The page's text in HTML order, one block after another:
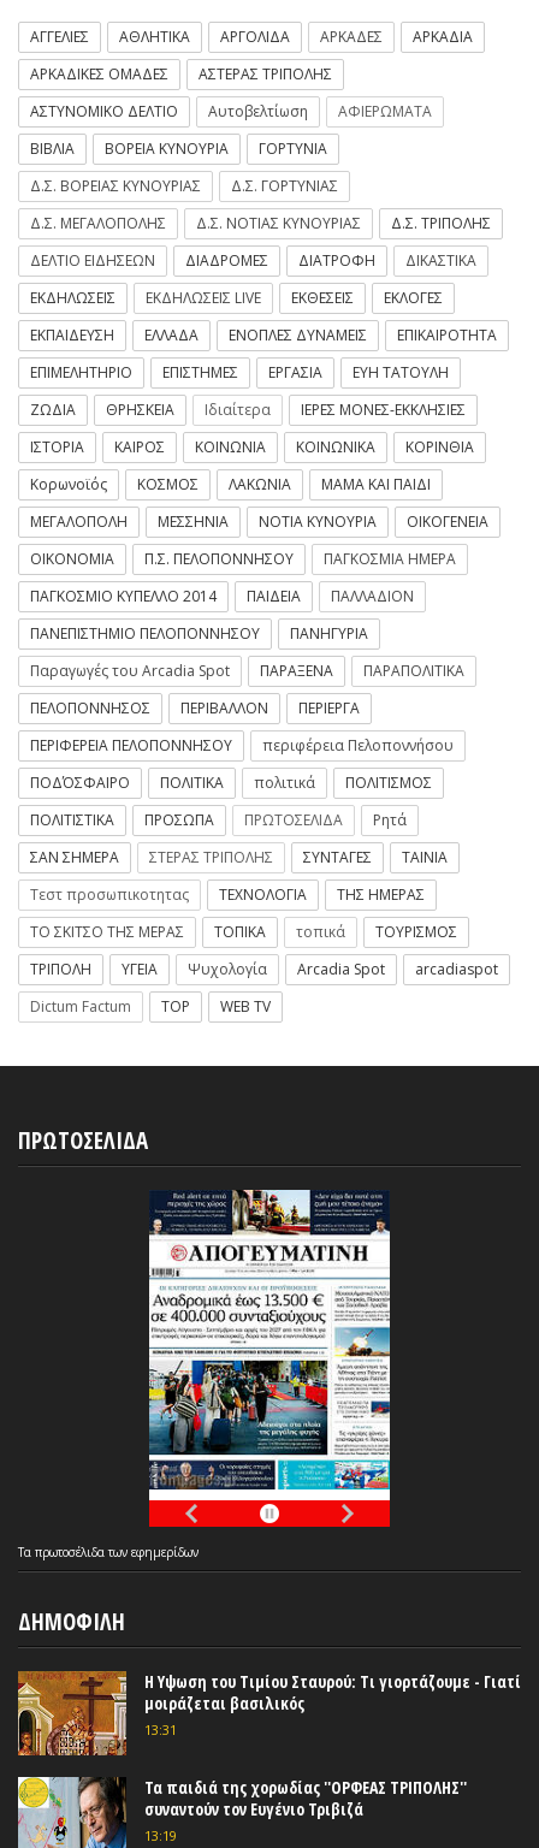
ΑΓΓΕΛΙΕΣ ΑΘΛΗΤΙΚΑ ΑΡΓΟΛΙΔΑ ΑΡΚΑΔΕΣ
ΑΡΚΑΔΙΑ
ΑΡΚΑΔΙΚΕΣ ΟΜΑΔΕΣ
ΑΣΤΕΡΑΣ ΤΡΙΠΟΛΗΣ
ΑΣΤΥΝΟΜΙΚΟ ΔΕΛΤΙΟ
Αυτοβελτίωση
ΑΦΙΕΡΩΜΑΤΑ
ΒΙΒΛΙΑ
ΒΟΡΕΙΑ ΚΥΝΟΥΡΙΑ
ΓΟΡΤΥΝΙΑ
Δ.Σ. ΒΟΡΕΙΑΣ ΚΥΝΟΥΡΙΑΣ
Δ.Σ. ΓΟΡΤΥΝΙΑΣ
Δ.Σ. ΜΕΓΑΛΟΠΟΛΗΣ
Δ.Σ. ΝΟΤΙΑΣ ΚΥΝΟΥΡΙΑΣ
Δ.Σ. ΤΡΙΠΟΛΗΣ
ΔΕΛΤΙΟ ΕΙΔΗΣΕΩΝ
ΔΙΑΔΡΟΜΕΣ ΔΙΑΤΡΟΦΗ
ΔΙΚΑΣΤΙΚΑ
ΕΚΔΗΛΩΣΕΙΣ
ΕΚΔΗΛΩΣΕΙΣ LIVE ΕΚΘΕΣΕΙΣ
ΕΚΛΟΓΕΣ
ΕΚΠΑΙΔΕΥΣΗ
ΕΛΛΑΔΑ ΕΝΟΠΛΕΣ ΔΥΝΑΜΕΙΣ
ΕΠΙΚΑΙΡΟΤΗΤΑ
ΕΠΙΜΕΛΗΤΗΡΙΟ
ΕΠΙΣΤΗΜΕΣ ΕΡΓΑΣΙΑ
ΕΥΗ ΤΑΤΟΥΛΗ
ΖΩΔΙΑ
ΘΡΗΣΚΕΙΑ Ιδιαίτερα
ΙΕΡΕΣ ΜΟΝΕΣ-ΕΚΚΛΗΣΙΕΣ
ΙΣΤΟΡΙΑ
ΚΑΙΡΟΣ ΚΟΙΝΩΝΙΑ ΚΟΙΝΩΝΙΚΑ
ΚΟΡΙΝΘΙΑ
Κορωνοϊός
ΚΟΣΜΟΣ ΛΑΚΩΝΙΑ
ΜΑΜΑ ΚΑΙ ΠΑΙΔΙ
ΜΕΓΑΛΟΠΟΛΗ
ΜΕΣΣΗΝΙΑ ΝΟΤΙΑ ΚΥΝΟΥΡΙΑ
ΟΙΚΟΓΕΝΕΙΑ
ΟΙΚΟΝΟΜΙΑ
Π.Σ. ΠΕΛΟΠΟΝΝΗΣΟΥ
ΠΑΓΚΟΣΜΙΑ ΗΜΕΡΑ
ΠΑΓΚΟΣΜΙΟ ΚΥΠΕΛΛΟ 2014
ΠΑΙΔΕΙΑ
ΠΑΛΛΑΔΙΟΝ
ΠΑΝΕΠΙΣΤΗΜΙΟ ΠΕΛΟΠΟΝΝΗΣΟΥ
ΠΑΝΗΓΥΡΙΑ
Παραγωγές του Arcadia Spot
ΠΑΡΑΞΕΝΑ
ΠΑΡΑΠΟΛΙΤΙΚΑ
ΠΕΛΟΠΟΝΝΗΣΟΣ
ΠΕΡΙΒΑΛΛΟΝ
ΠΕΡΙΕΡΓΑ
ΠΕΡΙΦΕΡΕΙΑ ΠΕΛΟΠΟΝΝΗΣΟΥ
περιφέρεια Πελοποννήσου
ΠΟΔΌΣΦΑΙΡΟ
ΠΟΛΙΤΙΚΑ πολιτικά
ΠΟΛΙΤΙΣΜΟΣ
ΠΟΛΙΤΙΣΤΙΚΑ
ΠΡΟΣΩΠΑ ΠΡΩΤΟΣΕΛΙΔΑ
Ρητά
ΣΑΝ ΣΗΜΕΡΑ
ΣΤΕΡΑΣ ΤΡΙΠΟΛΗΣ ΣΥΝΤΑΓΕΣ
ΤΑΙΝΙΑ
Τεστ προσωπικοτητας
ΤΕΧΝΟΛΟΓΙΑ
ΤΗΣ ΗΜΕΡΑΣ
ΤΟ ΣΚΙΤΣΟ ΤΗΣ ΜΕΡΑΣ
ΤΟΠΙΚΑ τοπικά
ΤΟΥΡΙΣΜΟΣ
ΤΡΙΠΟΛΗ
ΥΓΕΙΑ Ψυχολογία Arcadia Spot
arcadiaspot
Dictum Factum
TOP WEB TV
ΠΡΩΤΟΣΕΛΙΔΑ
Τα πρωτοσέλιδατων εφημερίδων
ΔΗΜΟΦΙΛΗ
Η Υψωση του Τιμίου Σταυρού: Τι γιορτάζουμε - Γιατί
μοιράζεται βασιλικός
13:31
Τα παιδιά της χορωδίας ''ΟΡΦΕΑΣ ΤΡΙΠΟΛΗΣ''
συναντούν τον Ευγένιο Τριβιζά
13:19